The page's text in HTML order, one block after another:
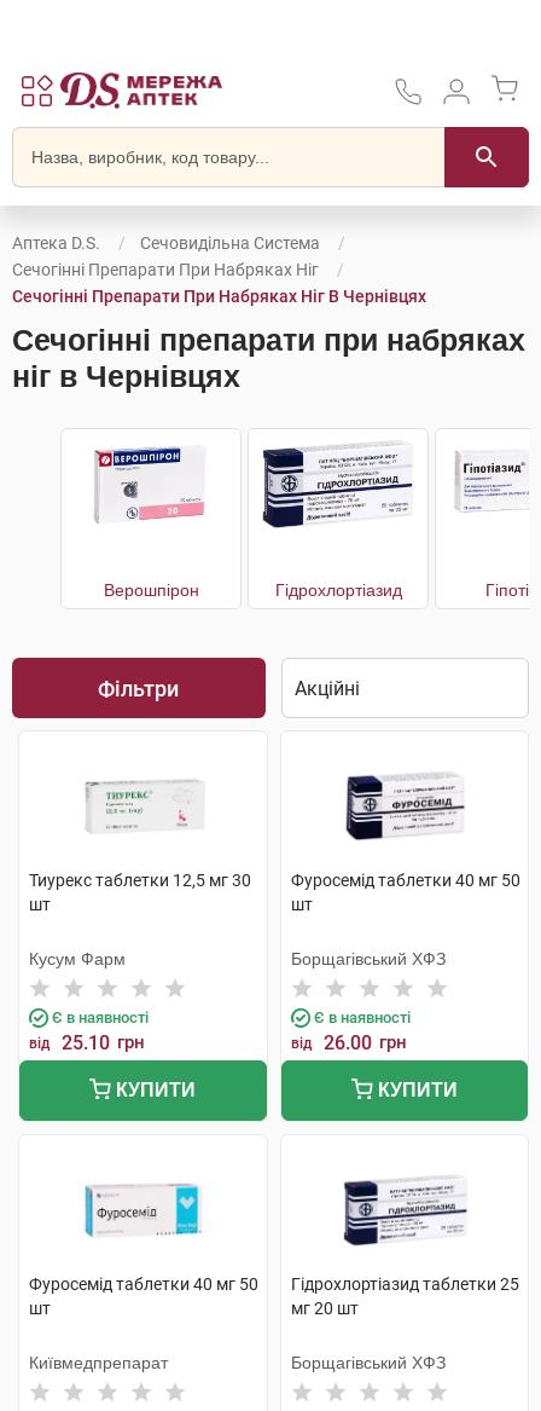
Аптека D.S.
Сечовидільна Система
Сечогінні Препарати При Набряках Ніг
Сечогінні Препарати При Набряках Ніг В Чернівцях
Сечогінні препарати при набряках
ніг в Чернівцях
Верошпірон Гідрохлортіазид
Фільтри
Тиурекс таблетки 12,5 мг 30
шт
Кусум Фарм
Є в наявності
від 25.10 грн
КУПИТИ
Фуросемід таблетки 40 мг 50
шт
Борщагівський ХФЗ
Є в наявності
від 26.00 грн
КУПИТИ
Фуросемід таблетки 40 мг 50
шт
Київмедпрепарат
Гідрохлортіазид таблетки 25
мг 20 шт
Борщагівський ХФЗ